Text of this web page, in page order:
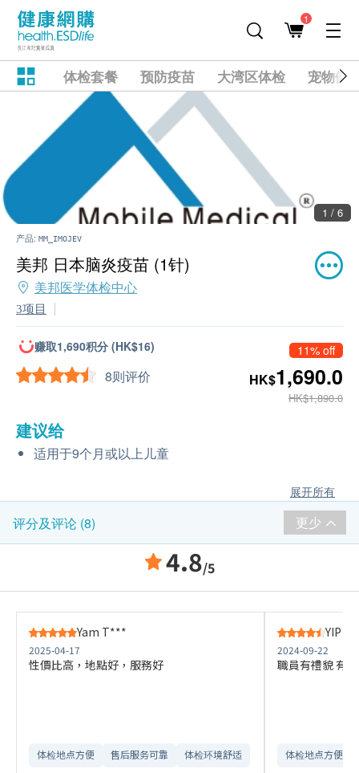
1
体检套餐 预防疫苗 大湾区体检 宠物健
1 / 6
产品: MM_IMOJEV
美邦 日本脑炎疫苗 (1针)
美邦医学体检中心
3项目
赚取1,690积分 (HK$16)
8则评价
11% off
HK$1,690.0
HK$1,890.0
建议给
适用于9个月或以上儿童
展开所有
评分及评论 (8) 更少
4.8/5
Yam T***
2025-04-17
性價比高，地點好，服務好
体检地点方便 售后服务可靠​ 体检环境舒适​
YIP
2024-09-22
職員有禮貌 有
体检地点方便